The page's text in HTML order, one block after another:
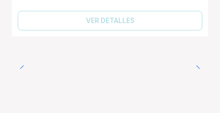
VER DETALLES